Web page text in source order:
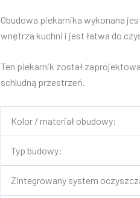
Obudowa piekarnika wykonana
wnętrza kuchni i jest łatwa do
Ten piekarnik został
schludną przestrzeń.
Kolor / materiał obudowy:
Typ budowy:
Zintegrowany system